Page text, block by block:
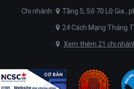
Chi nhánh
Tầng 5, Số 70 Lữ Gia ,
24 Cách Mạng Tháng
Xem thêm 21 chi